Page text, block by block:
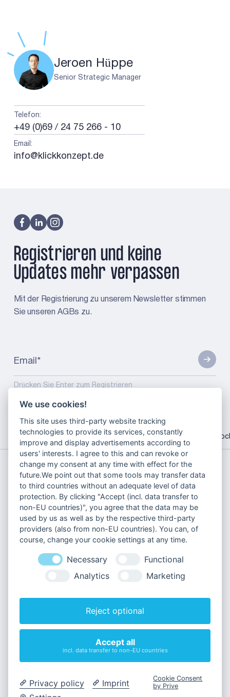
Jeroen Hüppe
Senior Strategic Manager
Telefon:
+49 (0)69 / 24 75 266 - 10
Email :
info@klickkonzept.de
Registrieren und keine
Updates mehr verpassen
Mit der Registrierung zu unserem Newsletter stimmen
Sie unseren AGBs zu.
Email *
Drücken Sie Enter zum Registrieren
startseiteleistungen
smm?
Über uns
Fallstudien
Blog
Lösungen
Karriere
We use cookies!
This site uses third-party website tracking
technologies to provide its services, constantly
improve and display advertisements according to
users' interests. I agree to this and can revoke or
change my consent at any time with effect for the
future.We point out that some tools may transfer data
to third countries without an adequate level of data
protection. By clicking "Accept (incl. data transfer to
non-EU countries)", you agree that the data may be
used by us as well as by the respective third-party
providers (also from non-EU countries). You can, of
course, change your cookie settings at any time.
Necessary
Functional
Analytics
Marketing
Reject optional
Accept all
incl. data transfer to non-EU countries
Privacy policy
Imprint
Cookie Consent
by Prive